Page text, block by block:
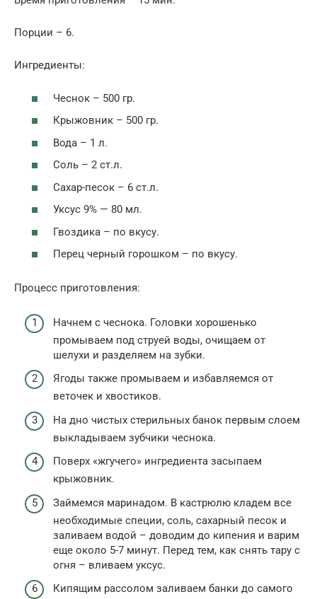
Порции – 6.
Ингредиенты:
Чеснок – 500 гр.
Крыжовник – 500 гр.
Вода – 1 л.
Соль – 2 ст.л.
Сахар-песок – 6 ст.л.
Уксус 9% — 80 мл.
Гвоздика – по вкусу.
Перец черный горошком – по вкусу.
Процесс приготовления:
Начнем с чеснока. Головки хорошенько
промываем под струей воды, очищаем от
шелухи и разделяем на зубки.
Ягоды также промываем и избавляемся от
веточек и хвостиков.
На дно чистых стерильных банок первым слоем
выкладываем зубчики чеснока.
Поверх «жгучего» ингредиента засыпаем
крыжовник.
Займемся маринадом. В кастрюлю кладем все
необходимые специи, соль, сахарный песок и
заливаем водой – доводим до кипения и варим
еще около 5-7 минут. Перед тем, как снять тару с
огня – вливаем уксус.
Кипящим рассолом заливаем банки до самого